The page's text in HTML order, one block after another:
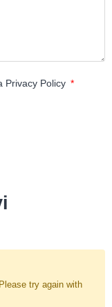
Privacy Policy
try again with